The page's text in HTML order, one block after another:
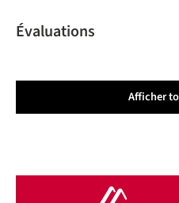
Évaluations
Afficher